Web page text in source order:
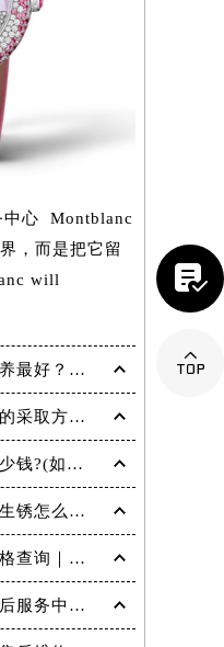
心 Montblanc
，而是把它留
will
万宝龙手表怎么保养最好？（保养方法）
万宝龙手表进水后的采取方法！
万宝龙手表表扣多少钱?(如何选择适合自己的表扣呢?)
万宝龙机械表机芯生锈怎么修复
万宝龙官方保养价格查询｜权威信息公示（2026年6月最新）
万宝龙中国官方售后服务中心｜服务电话及24小时详细地址权威信息通知（2026年7月最新）

